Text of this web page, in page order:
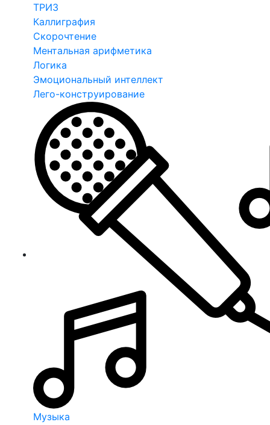
ТРИЗ
Каллиграфия
Скорочтение
Ментальная арифметика
Логика
Эмоциональный интеллект
Лего-конструирование
Музыка